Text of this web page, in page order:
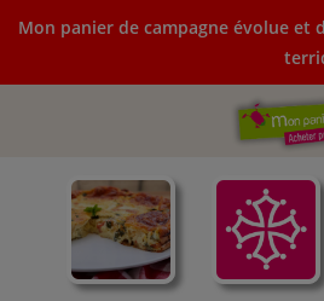
Mon panier de campagne évolue et
Mon panier de campagne
courses